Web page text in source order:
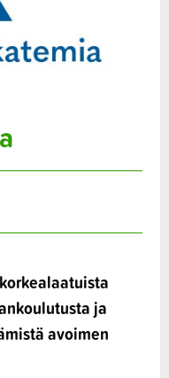
ja
avoimen